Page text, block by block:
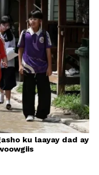
ku laayay dad ay